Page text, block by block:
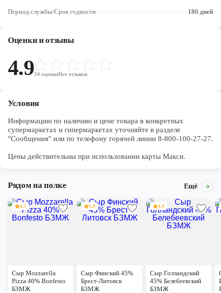
Период службы/Срок годности 180 дней
Оценки и отзывы
4.934 оценкиНет отзывов
Условия
Информацию по наличию и цене товара в конкретных
супермаркетах и гипермаркетах уточняйте в разделе
"Сообщения" или по телефону горячей линии 8-800-100-27-27.
Цены действительны при использовании карты Макси.
Рядом на полке Ещё
4.7
Сыр Mozzarella
Pizza 40% Bonfesto
БЗМЖ
5.0
Сыр Финский 45%
Брест-Литовск
БЗМЖ
4.9
Сыр Голландский
45% Белебеевский
БЗМЖ